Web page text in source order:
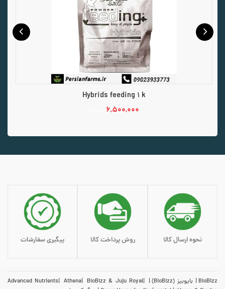
Hybrids feeding 1 k
۶,۵۰۰,۰۰۰
افزودن به سبد خرید
نحوه ارسال کالا روش پرداخت کالا پیگیری سفارشات
BioBizz بایوبیز (BioBizz) Advanced Nutrients Athena
BioBizz & Juju Royal